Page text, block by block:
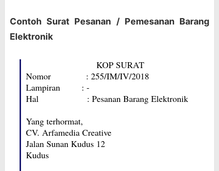
Contoh Surat Pesanan / Pemesanan Barang
Elektronik
KOP SURAT
Nomor : 255/IM/IV/2018
Lampiran : -
Hal : Pesanan Barang Elektronik
Yang terhormat,
CV. Arfamedia Creative
Jalan Sunan Kudus 12
Kudus